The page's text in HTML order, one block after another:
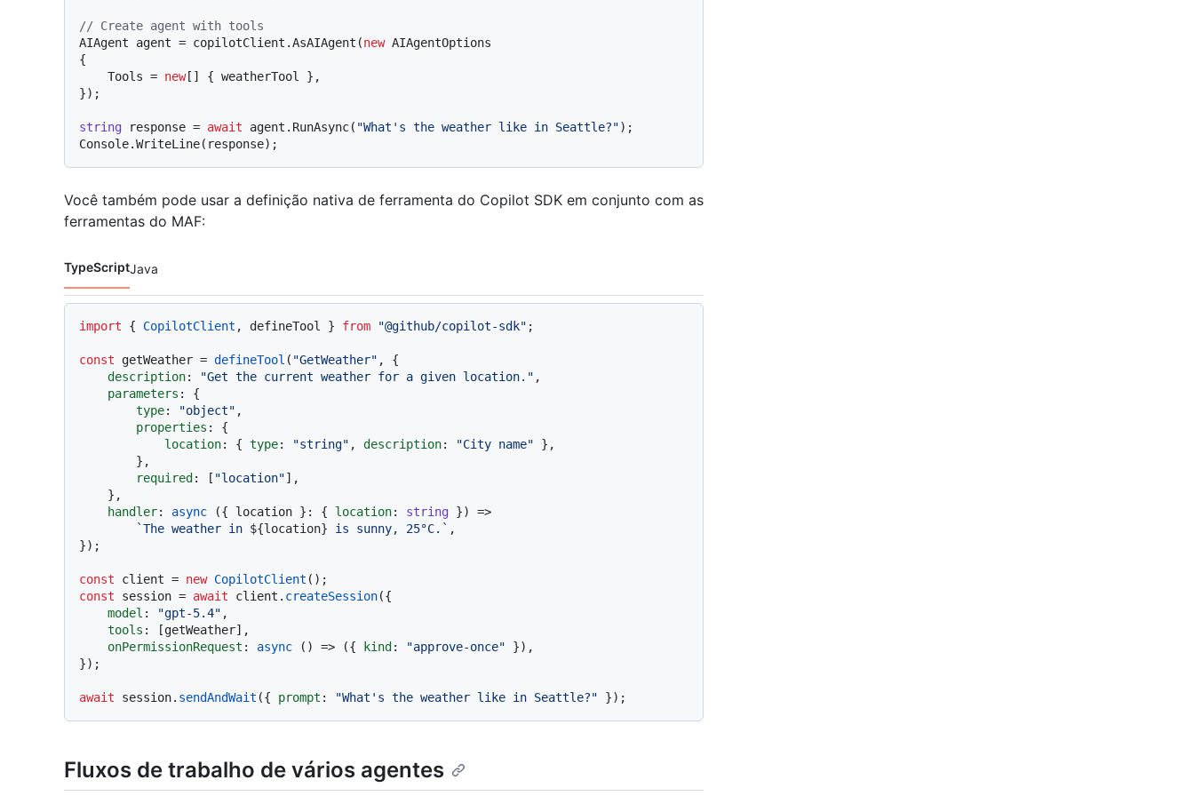
// Create agent with tools
AIAgent agent = copilotClient.AsAIAgent(new AIAgentOptions
{
    Tools =
new[] { weatherTool },
});
string response = await agent.RunAsync( "What's the weather like in Seattle?");
Você também pode usar a definição nativa de ferramenta do Copilot SDK em conjunto com as
ferramentas do MAF:
Idiomas de código navigation
TypeScriptJava
import { CopilotClient , defineTool } from "@github/copilot-sdk" ;
const getWeather = defineTool ( "GetWeather" , {
description: "Get the current weather for a given location." ,
parameters : {
type: "object" ,
properties : {
location: { type: "string" , description: "City name" },
required : [ "location"],
handler: async ({ location }: { location: string }) =>
`The weather in ${location} is sunny, 25°C.` ,
});
const client = new CopilotClient
const session = await client. createSession({
model : "gpt-5.4" ,
tools : [getWeather],
onPermissionRequest : async () => ({ kind : "approve-once" }),
});
await session. sendAndWait ({ prompt : "What's the weather like in Seattle?"
Fluxos de trabalho de vários agentes